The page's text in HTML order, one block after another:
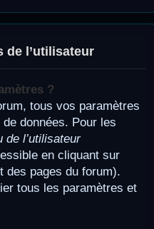
de l’utilisateur
?
tous vos paramètres
données. Pour les
de l’utilisateur
en cliquant sur
des pages du forum).
tous les paramètres et